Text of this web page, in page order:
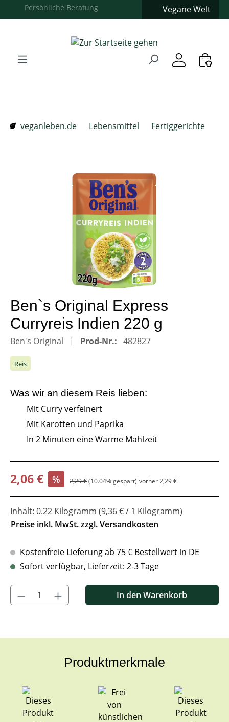
Zum Hauptinhalt springen
Zur Hauptnavigation springen
Vegane Welt
veganleben.de
Lebensmittel Fertiggerichte
Bildergalerie überspringen
Ben`s Original Express
Curryreis Indien 220 g
Ben's Original Prod-Nr.: 482827
Reis
Was wir an diesem Reis lieben:
Mit Curry verfeinert
Mit Karotten und Paprika
In 2 Minuten eine Warme Mahlzeit
Verkaufspreis:
2,06 € % Regulärer Preis:
2,29 €(10.04% gespart) vorher 2,29 €
Inhalt: 0.22 Kilogramm (9,36 € / 1 Kilogramm)
Preise inkl. MwSt. zzgl. Versandkosten
Kostenfreie Lieferung ab 75 € Bestellwert in DE
Sofort verfügbar, Lieferzeit: 2-3 Tage
Produkt Anzahl: Gib den gewünschten Wert ein oder benutze
In den Warenkorb
Produktmerkmale